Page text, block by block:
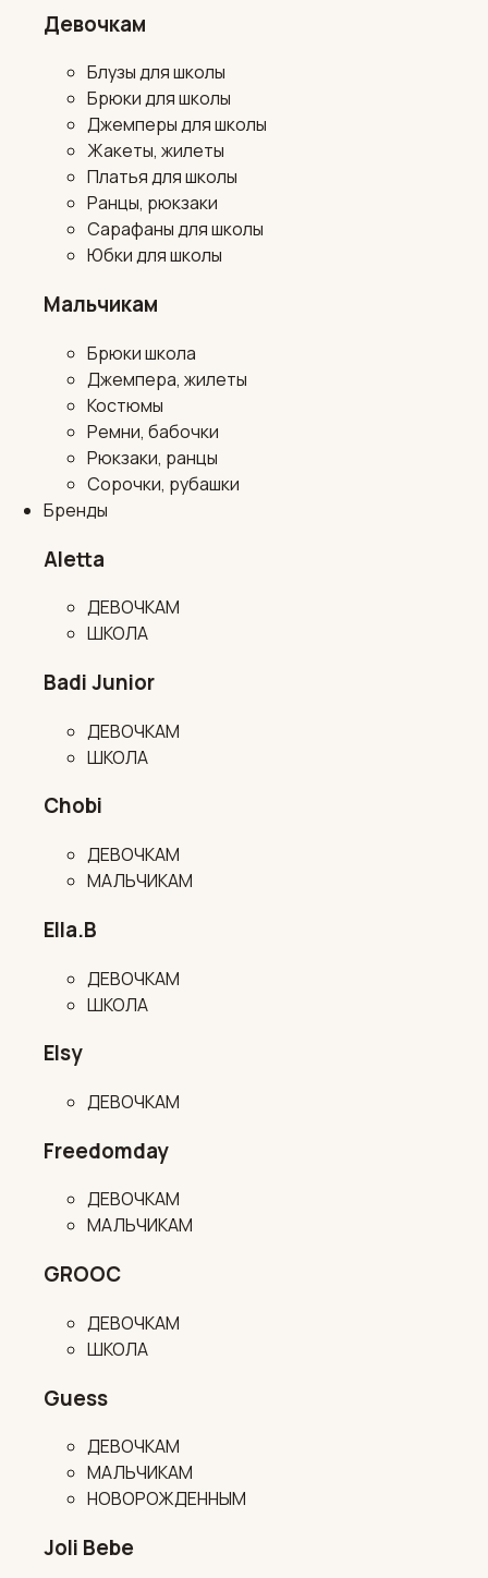
Девочкам
Блузы для школы
Брюки для школы
Джемперы для школы
Жакеты, жилеты
Платья для школы
Ранцы, рюкзаки
Сарафаны для школы
Юбки для школы
Мальчикам
Брюки школа
Джемпера, жилеты
Костюмы
Ремни, бабочки
Рюкзаки, ранцы
Сорочки, рубашки
Бренды
Aletta
ДЕВОЧКАМ
ШКОЛА
Badi Junior
ДЕВОЧКАМ
ШКОЛА
Chobi
ДЕВОЧКАМ
МАЛЬЧИКАМ
Ella.B
ДЕВОЧКАМ
ШКОЛА
Elsy
ДЕВОЧКАМ
Freedomday
ДЕВОЧКАМ
МАЛЬЧИКАМ
GROOC
ДЕВОЧКАМ
ШКОЛА
Guess
ДЕВОЧКАМ
МАЛЬЧИКАМ
НОВОРОЖДЕННЫМ
Joli Bebe